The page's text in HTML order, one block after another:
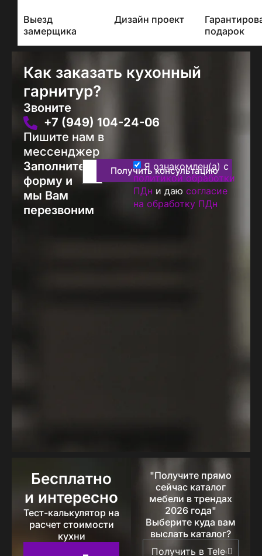
проектом
Выезд
замерщика
Дизайн проект
подарок
Как заказать кухонный
гарнитур?
Звоните
+7 (949) 104-24-06
Пишите нам в
мессенджер
Заполните
форму и
мы Вам
перезвоним
Получить консультацию
Я ознакомлен(а) с
политикой обработки
ПДн и даю согласие
на обработку ПДн
Бесплатно
и интересно
Тест-калькулятор на
расчет стоимости
кухни
"Получите прямо
сейчас каталог
мебели в трендах
2026 года"
Выберите куда вам
выслать каталог?